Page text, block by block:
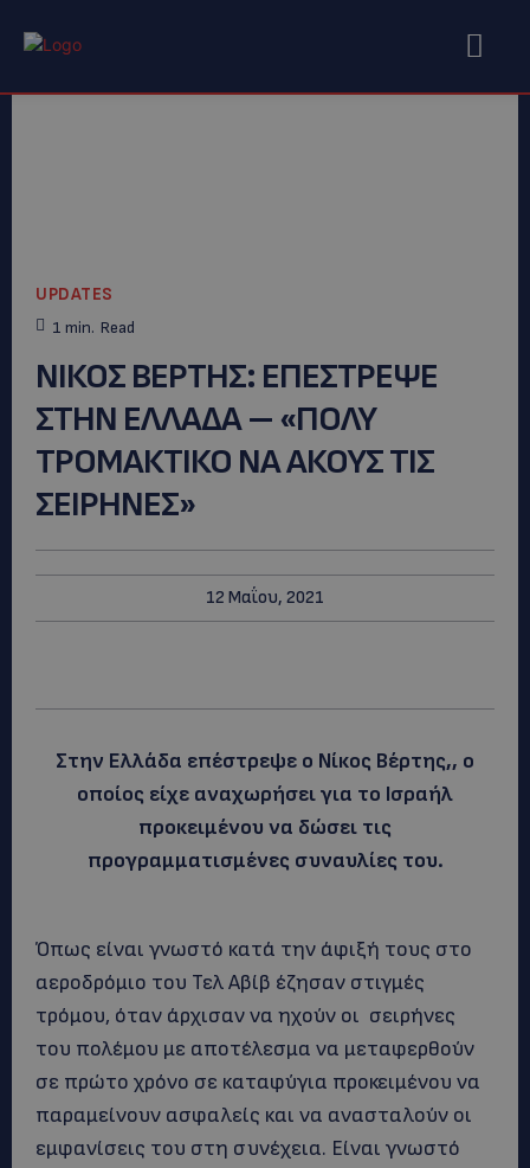
UPDATES
1 min. Read
ΝΙΚΟΣ ΒΕΡΤΗΣ: ΕΠΕΣΤΡΕΨΕ
ΣΤΗΝ ΕΛΛΑΔΑ – «ΠΟΛΥ
ΤΡΟΜΑΚΤΙΚΟ ΝΑ ΑΚΟΥΣ ΤΙΣ
ΣΕΙΡΗΝΕΣ»
12 Μαΐου, 2021
Στην Ελλάδα επέστρεψε ο Νίκος Βέρτης,, ο
οποίος είχε αναχωρήσει για το Ισραήλ
προκειμένου να δώσει τις
προγραμματισμένες συναυλίες του.
Όπως είναι γνωστό κατά την άφιξή τους στο
αεροδρόμιο του Τελ Αβίβ έζησαν στιγμές
τρόμου, όταν άρχισαν να ηχούν οι σειρήνες
του πολέμου με αποτέλεσμα να μεταφερθούν
σε πρώτο χρόνο σε καταφύγια προκειμένου να
παραμείνουν ασφαλείς και να ανασταλούν οι
εμφανίσεις του στη συνέχεια. Είναι γνωστό